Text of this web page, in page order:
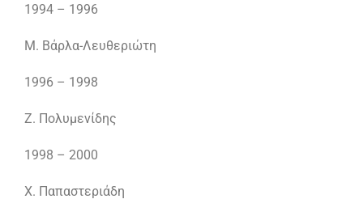
1994 – 1996
Μ. Βάρλα-Λευθεριώτη
1996 – 1998
Ζ. Πολυμενίδης
1998 – 2000
Χ. Παπαστεριάδη